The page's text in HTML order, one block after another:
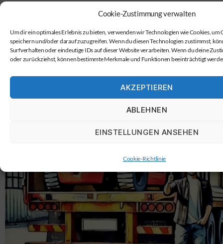
Cookie-Zustimmung verwalten
Um dir ein optimales Erlebnis zu bieten, verwenden wir Technologien wie Cookies,
speichern und/oder darauf zuzugreifen. Wenn du diesen Technologien zustimmst,
Surfverhalten oder eindeutige IDs auf dieser Website verarbeiten. Wenn du deine
oder zurückziehst, können bestimmte Merkmale und Funktionen beeinträchtigt
AKZEPTIEREN
ABLEHNEN
EINSTELLUNGEN ANSEHEN
Cookie-Richtlinie